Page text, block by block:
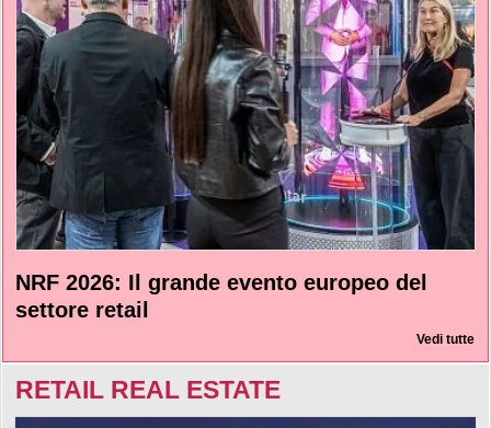
NRF 2026: Il grande evento europeo del
settore retail
Vedi tutte
RETAIL REAL ESTATE